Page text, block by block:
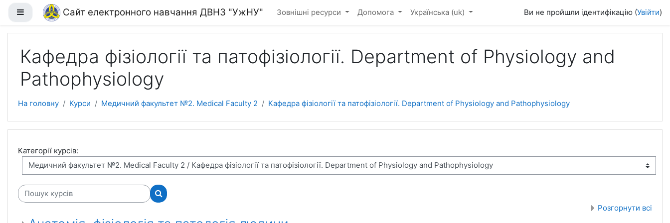
Перейти до головного вмісту
Бокова панельСайт електронного навчання ДВНЗ "УжНУ" Зовнішні ресурси Допомога Українська ‎(uk)‎ Ви не пройшли ідентифікацію (Увійти)
Кафедра фізіології та патофізіології. Department of Physiology and
Pathophysiology
На головну Курси Медичний факультет №2. Medical Faculty 2 Кафедра фізіології та патофізіології. Department of Physiology and Pathophysiology
Категорії курсів:
Пошук курсів
Пошук курсів Розгорнути всі